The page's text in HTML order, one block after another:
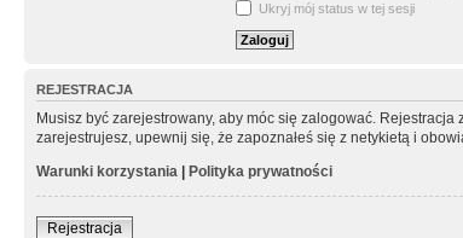
Ukryj mój status w tej sesji
REJESTRACJA
Musisz być zarejestrowany, aby móc się zalogować.
zarejestrujesz, upewnij się, że zapoznałeś się z netykietą i
Warunki korzystania | Polityka prywatności
Rejestracja